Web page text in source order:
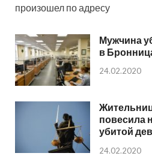
произошел по адресу
Мужчина
в
24.02.2020
повесила
убитой
24.02.2020